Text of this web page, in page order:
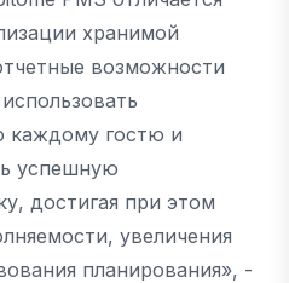
хранимой
возможности
каждому гостю и
успешную
достигая при этом
увеличения
планирования», -